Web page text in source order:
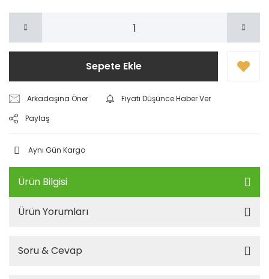
Sepete Ekle
Arkadaşına Öner
Fiyatı Düşünce Haber Ver
Paylaş
Aynı Gün Kargo
Ürün Bilgisi
Ürün Yorumları
Soru & Cevap